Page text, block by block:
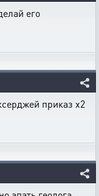
его
приказ х2